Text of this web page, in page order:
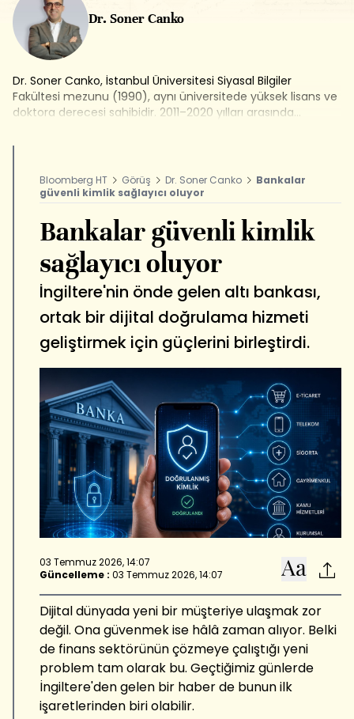
Dr. Soner Canko
Dr. Soner Canko, İstanbul Üniversitesi Siyasal Bilgiler
Fakültesi mezunu (1990), aynı üniversitede yüksek lisans ve
doktora derecesi sahibidir. 2011–2020 yılları arasında
görev yapmış, bu dönemde Türkiye'nin ilk dijital cüzdanı
geçirilmesine öncülük etmiştir. 2020'den itibaren SC
Yönetim & Danışmanlık bünyesinde finans ve teknoloji
şirketlerine danışmanlık vermektedir. FinTech İstanbul,
Blockchain Türkiye (BCTR) ve Girişimci Kurumlar Türkiye
(GKTR) platformlarının kurucu üyeleri arasında yer
almaktadır.
Bloomberg HT Görüş Dr. Soner Canko
Bankalar
güvenli kimlik sağlayıcı oluyor
Bankalar güvenli kimlik
sağlayıcı oluyor
İngiltere'nin önde gelen altı bankası,
ortak bir dijital doğrulama hizmeti
geliştirmek için güçlerini birleştirdi.
03 Temmuz 2026, 14:07
Güncelleme : 03 Temmuz 2026, 14:07
Dijital dünyada yeni bir müşteriye ulaşmak zor
değil. Ona güvenmek ise hâlâ zaman alıyor. Belki
de finans sektörünün çözmeye çalıştığı yeni
problem tam olarak bu. Geçtiğimiz günlerde
İngiltere'den gelen bir haber de bunun ilk
işaretlerinden biri olabilir.